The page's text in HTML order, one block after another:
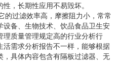
，长期性应用不易毁坏。
的过滤效率高，摩擦阻力小，常常
备、生物技术、饮品食品卫生安
质量管理规定高的行业分析行
活需求分析报告不一样，能够根据
，具体内容包含有隔板过滤器、无